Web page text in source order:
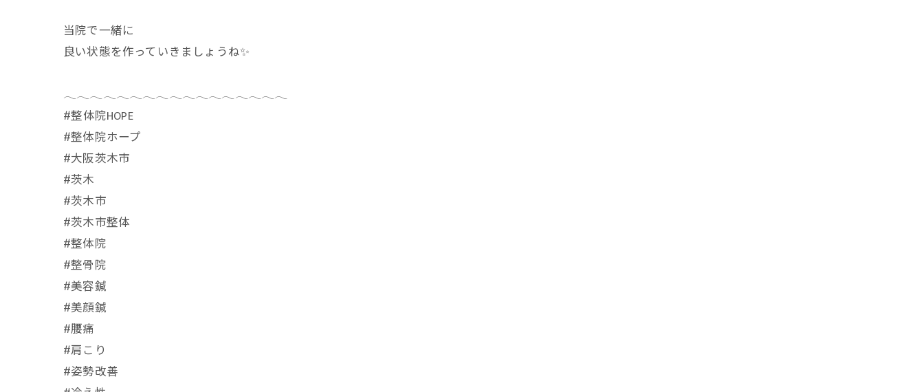
当院で一緒に
良い状態を作っていきましょうね✨
𓂃𓂃𓂃𓂃𓂃𓂃𓂃𓂃𓂃𓂃𓂃𓂃𓂃𓂃𓂃𓂃𓂃
⁡#整体院HOPE
#整体院ホープ
#大阪茨木市
#茨木
#茨木市
#茨木市整体
#整体院
#整骨院
#美容鍼
#美顔鍼
#腰痛
#肩こり
#姿勢改善